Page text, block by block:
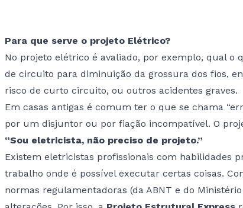
Para que serve o projeto Elétrico?
No projeto elétrico é avaliado, por exemplo, qual o
de circuito para diminuição da grossura dos fios,
risco de curto circuito, ou outros acidentes graves.
Em casas antigas é comum ter o que se chama
por um disjuntor ou por fiação incompatível. O
“Sou eletricista, não preciso de projeto.”
Existem eletricistas profissionais com habilidades
trabalho onde é possível executar certas coisas.
normas regulamentadoras (da ABNT e do